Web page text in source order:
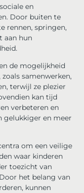
en
Door buiten te
rennen, springen,
aan hun
de mogelijkheid
samenwerken,
terwijl ze plezier
kan tijd
verbeteren en
gelukkiger en meer
om een veilige
waar kinderen
toezicht van
het belang van
kunnen